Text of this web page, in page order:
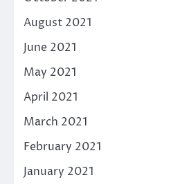
August 2021
June 2021
May 2021
April 2021
March 2021
February 2021
January 2021